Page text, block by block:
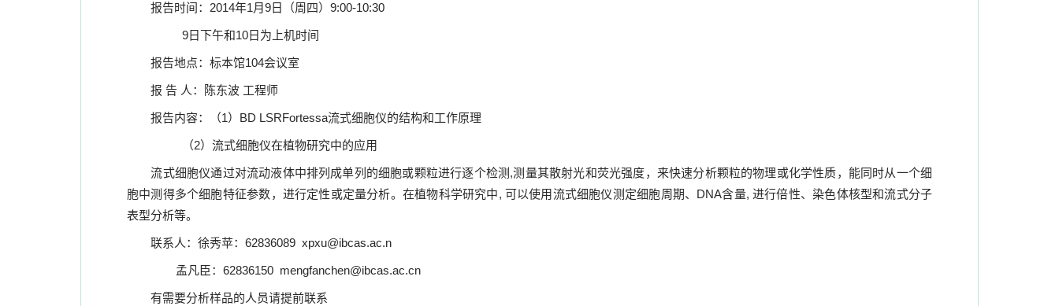
报告时间：2014年1月9日（周四）9:00-10:30
9日下午和10日为上机时间
报告地点：标本馆104会议室
报 告 人：陈东波 工程师
报告内容：（1）BD LSRFortessa流式细胞仪的结构和工作原理
（2）流式细胞仪在植物研究中的应用
流式细胞仪通过对流动液体中排列成单列的细胞或颗粒进行逐个检测,测量其散射光和荧光强度，来快速分析颗粒的物理或化学性质，能同时从一个细
胞中测得多个细胞特征参数，进行定性或定量分析。在植物科学研究中, 可以使用流式细胞仪测定细胞周期、DNA含量, 进行倍性、染色体核型和流式分子
表型分析等。
联系人：徐秀苹：62836089 xpxu@ibcas.ac.n
孟凡臣：62836150 mengfanchen@ibcas.ac.cn
有需要分析样品的人员请提前联系